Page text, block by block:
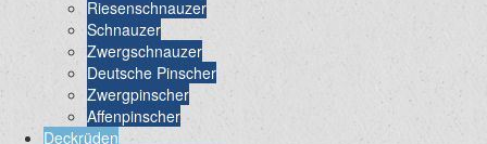
Riesenschnauzer
Schnauzer
Zwergschnauzer
Deutsche Pinscher
Zwergpinscher
Affenpinscher
Deckrüden